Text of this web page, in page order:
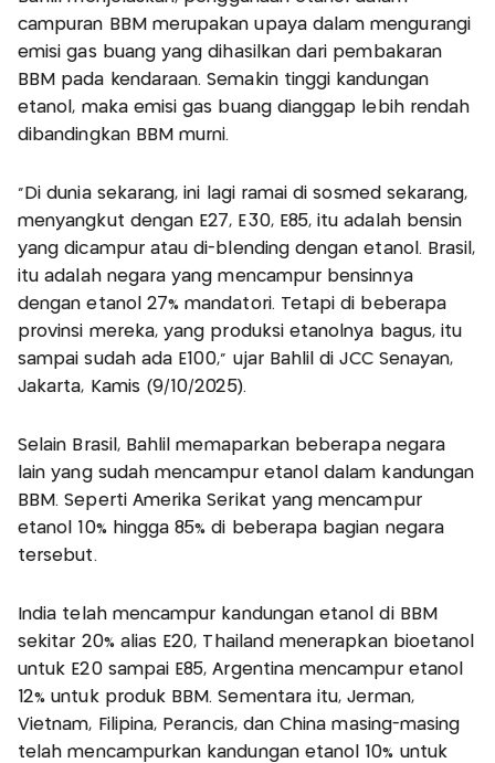
campuran BBM merupakan upaya dalam mengurangi
emisi gas buang yang dihasilkan dari pembakaran
BBM pada kendaraan. Semakin tinggi kandungan
etanol, maka emisi gas buang dianggap lebih rendah
dibandingkan BBM murni.
"Di dunia sekarang, ini lagi ramai di sosmed sekarang,
menyangkut dengan E27, E30, E85, itu adalah bensin
yang dicampur atau di-blending dengan etanol. Brasil,
itu adalah negara yang mencampur bensinnya
dengan etanol 27% mandatori. Tetapi di beberapa
provinsi mereka, yang produksi etanolnya bagus, itu
sampai sudah ada E100," ujar Bahlil di JCC Senayan,
Jakarta, Kamis (9/10/2025).
Selain Brasil, Bahlil memaparkan beberapa negara
lain yang sudah mencampur etanol dalam kandungan
BBM. Seperti Amerika Serikat yang mencampur
etanol 10% hingga 85% di beberapa bagian negara
tersebut.
India telah mencampur kandungan etanol di BBM
sekitar 20% alias E20, Thailand menerapkan bioetanol
untuk E20 sampai E85, Argentina mencampur etanol
12% untuk produk BBM. Sementara itu, Jerman,
Vietnam, Filipina, Perancis, dan China masing-masing
telah mencampurkan kandungan etanol 10% untuk